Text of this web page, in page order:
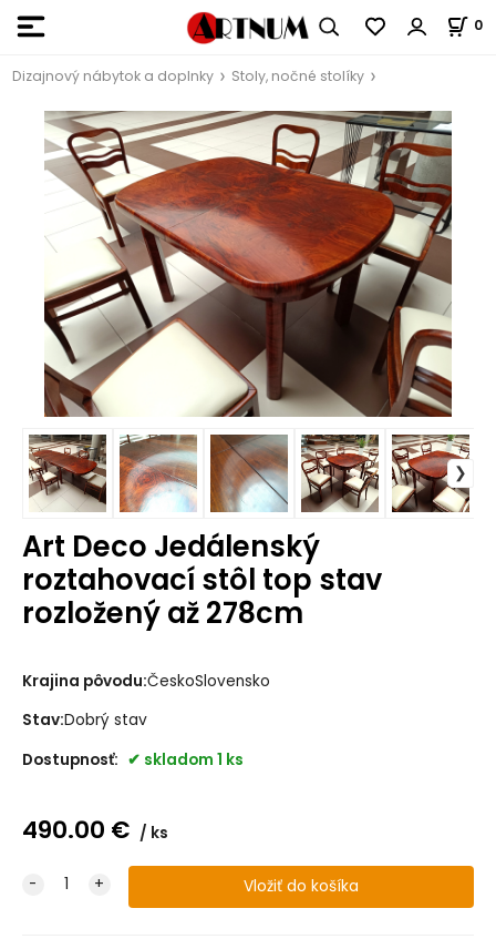
0
Dizajnový nábytok a doplnky Stoly, nočné stolíky
Art Deco Jedálenský
roztahovací stôl top stav
rozložený až 278cm
Krajina pôvodu:ČeskoSlovensko
Stav:Dobrý stav
Dostupnosť:
skladom 1 ks
490.00 € ks